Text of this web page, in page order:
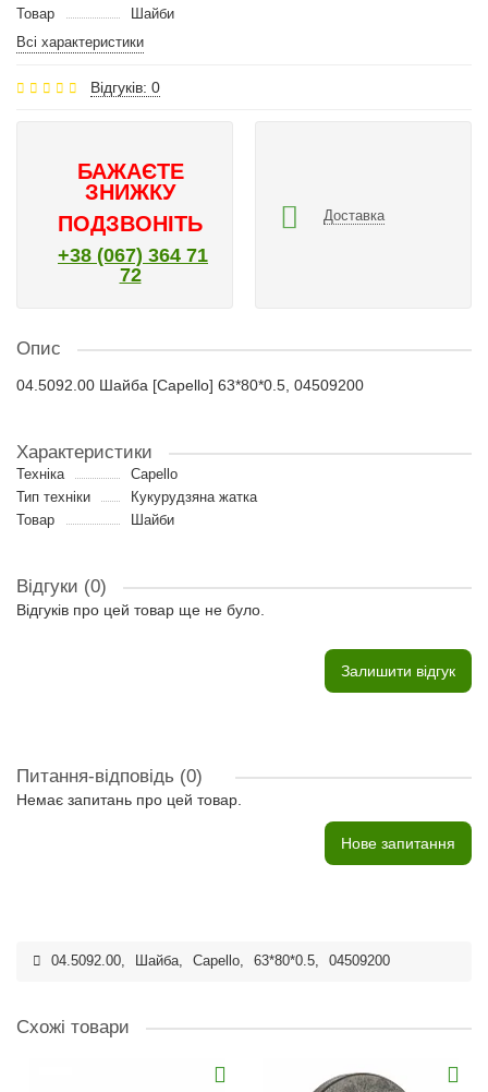
Товар
Шайби
Всі характеристики
Відгуків: 0
БАЖАЄТЕ
ЗНИЖКУ
ПОДЗВОНІТЬ
+38 (067) 364 71
72
Доставка
Опис
04.5092.00 Шайба [Capello] 63*80*0.5, 04509200
Характеристики
Техніка
Capello
Тип техніки
Кукурудзяна жатка
Товар
Шайби
Відгуки (0)
Відгуків про цей товар ще не було.
Залишити відгук
Питання-відповідь (0)
Немає запитань про цей товар.
Нове запитання
04.5092.00, Шайба, Capello, 63*80*0.5, 04509200
Схожі товари